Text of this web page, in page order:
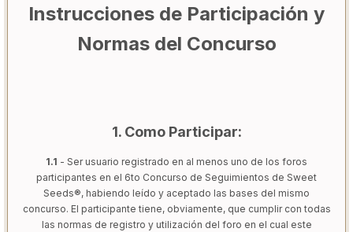
Instrucciones de Participación y
Normas del Concurso
1. Como Participar:
1.1 - Ser usuario registrado en al menos uno de los foros
participantes en el 6to Concurso de Seguimientos de Sweet
Seeds®, habiendo leído y aceptado las bases del mismo
concurso. El participante tiene, obviamente, que cumplir con todas
las normas de registro y utilización del foro en el cual este